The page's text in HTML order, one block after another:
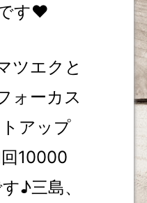
す❤
ツエクと
ォーカス
アップ
10000
♪三島、